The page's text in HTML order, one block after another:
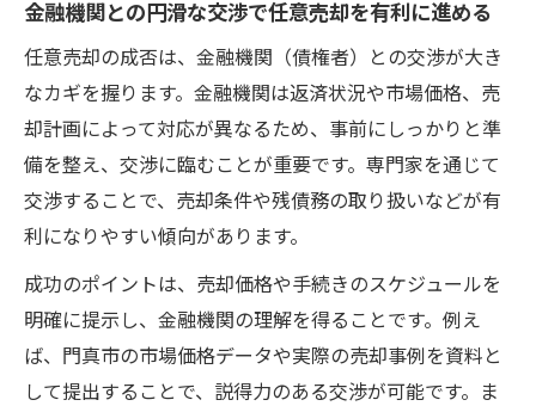
金融機関との円滑な交渉で任意売却を有利に進める
任意売却の成否は、金融機関（債権者）との交渉が大き
なカギを握ります。金融機関は返済状況や市場価格、売
却計画によって対応が異なるため、事前にしっかりと準
備を整え、交渉に臨むことが重要です。専門家を通じて
交渉することで、売却条件や残債務の取り扱いなどが有
利になりやすい傾向があります。
成功のポイントは、売却価格や手続きのスケジュールを
明確に提示し、金融機関の理解を得ることです。例え
ば、門真市の市場価格データや実際の売却事例を資料と
して提出することで、説得力のある交渉が可能です。ま